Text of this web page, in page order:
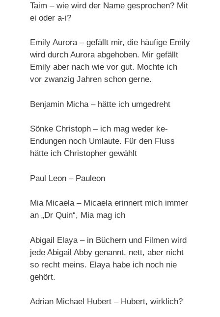
Taim – wie wird der Name gesprochen? Mit
ei oder a-i?
Emily Aurora – gefällt mir, die häufige Emily
wird durch Aurora abgehoben. Mir gefällt
Emily aber nach wie vor gut. Mochte ich
vor zwanzig Jahren schon gerne.
Benjamin Micha – hätte ich umgedreht
Sönke Christoph – ich mag weder ke-
Endungen noch Umlaute. Für den Fluss
hätte ich Christopher gewählt
Paul Leon – Pauleon
Mia Micaela – Micaela erinnert mich immer
an „Dr Quin“, Mia mag ich
Abigail Elaya – in Büchern und Filmen wird
jede Abigail Abby genannt, nett, aber nicht
so recht meins. Elaya habe ich noch nie
gehört.
Adrian Michael Hubert – Hubert, wirklich?